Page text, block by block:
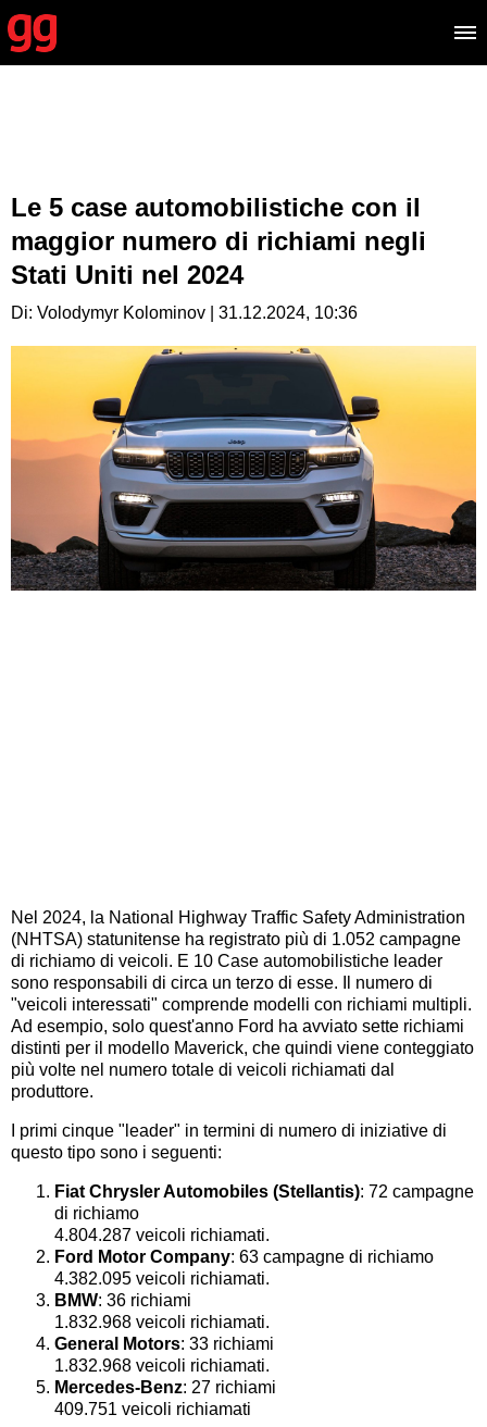
Le 5 case automobilistiche con il
maggior numero di richiami negli
Stati Uniti nel 2024
Di: Volodymyr Kolominov | 31.12.2024, 10:36
Nel 2024, la National Highway Traffic Safety Administration
(NHTSA) statunitense ha registrato più di 1.052 campagne
di richiamo di veicoli. E 10 Case automobilistiche leader
sono responsabili di circa un terzo di esse. Il numero di
"veicoli interessati" comprende modelli con richiami multipli.
Ad esempio, solo quest'anno Ford ha avviato sette richiami
distinti per il modello Maverick, che quindi viene conteggiato
più volte nel numero totale di veicoli richiamati dal
produttore.
I primi cinque "leader" in termini di numero di iniziative di
questo tipo sono i seguenti:
Fiat Chrysler Automobiles (Stellantis): 72 campagne
di richiamo
4.804.287 veicoli richiamati.
Ford Motor Company: 63 campagne di richiamo
4.382.095 veicoli richiamati.
BMW: 36 richiami
1.832.968 veicoli richiamati.
General Motors: 33 richiami
1.832.968 veicoli richiamati.
Mercedes-Benz: 27 richiami
409.751 veicoli richiamati